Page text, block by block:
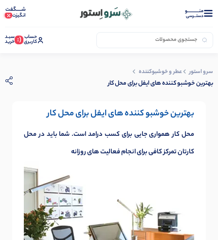
منــــــــــــو
دستــرسی
شـــــگفت
انگیزت
حساب
کاربری (: سبـد
خرید
سرو استور عطر و خوشبوکننده
بهترین خوشبو کننده های ایفل برای محل کار
بهترین خوشبو کننده های ایفل برای محل کار
محل کار همواری جایی برای کسب درامد است. شما باید در محل
کارتان تمرکز کافی برای انجام فعالیت های روزانه